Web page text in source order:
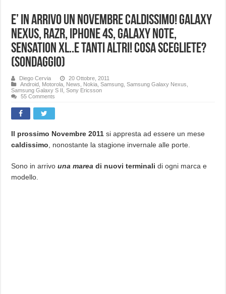
E’ in arrivo un Novembre caldissimo! Galaxy
Nexus, RAZR, iPhone 4S, Galaxy Note,
Sensation XL..e tanti altri! Cosa scegliete?
(Sondaggio)
Diego Cervia
20 Ottobre, 2011
Android Motorola News Nokia ,Samsung ,Samsung Galaxy Nexus
Samsung Galaxy S II ,Sony Ericsson
55 Comments
Il prossimo Novembre 2011 si appresta ad essere un mese
caldissimo , nonostante la stagione invernale alle porte.
Sono in arrivouna marea di nuovi terminali di ogni marca e
modello.